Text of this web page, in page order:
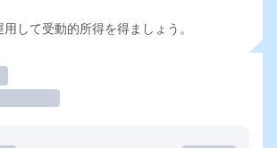
して受動的所得を得ましょう。